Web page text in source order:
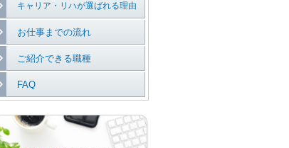
キャリア・リハが選ばれる理由
お仕事までの流れ
ご紹介できる職種
FAQ